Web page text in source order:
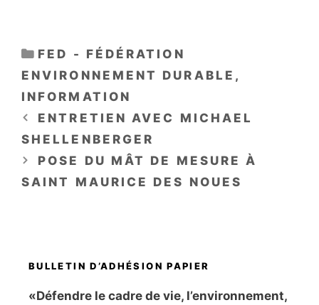
CATÉGORIES
FED - FÉDÉRATION
ENVIRONNEMENT DURABLE ,
INFORMATION
ENTRETIEN AVEC MICHAEL
SHELLENBERGER
POSE DU MÂT DE MESURE À
SAINT MAURICE DES NOUES
BULLETIN D’ADHÉSION PAPIER
«Défendre le cadre de vie, l’environnement,